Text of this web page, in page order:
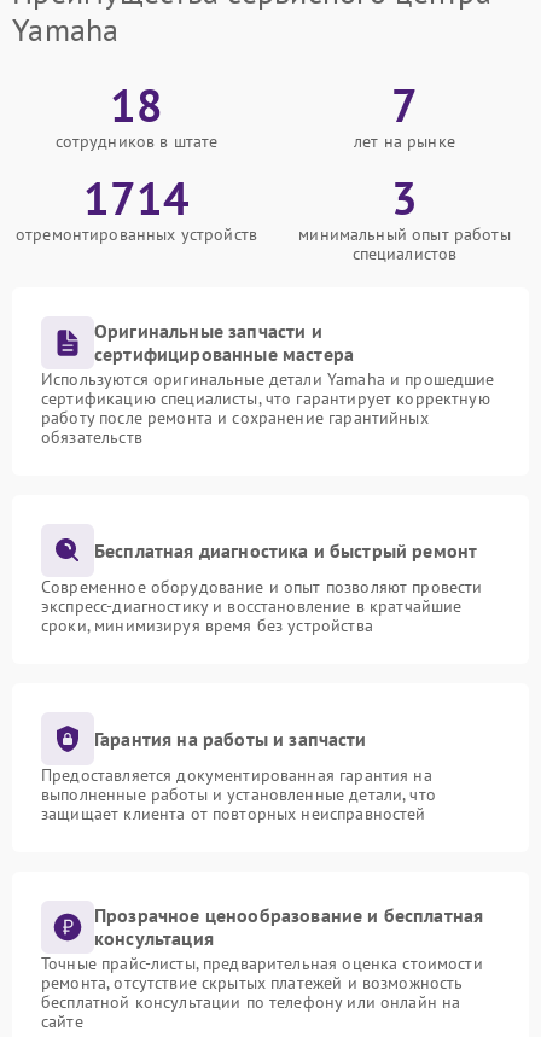
Yamaha
18
сотрудников в штате
7
лет на рынке
1714
отремонтированных устройств
3
минимальный опыт работы
специалистов
Оригинальные запчасти и
сертифицированные мастера
Используются оригинальные детали Yamaha и прошедшие
сертификацию специалисты, что гарантирует корректную
работу после ремонта и сохранение гарантийных
обязательств
Бесплатная диагностика и быстрый ремонт
Современное оборудование и опыт позволяют провести
экспресс-диагностику и восстановление в кратчайшие
сроки, минимизируя время без устройства
Гарантия на работы и запчасти
Предоставляется документированная гарантия на
выполненные работы и установленные детали, что
защищает клиента от повторных неисправностей
Прозрачное ценообразование и бесплатная
консультация
Точные прайс-листы, предварительная оценка стоимости
ремонта, отсутствие скрытых платежей и возможность
бесплатной консультации по телефону или онлайн на
сайте